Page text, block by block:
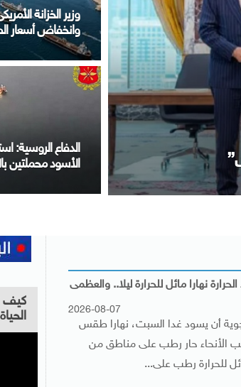
وزير الخارجية
الرئيس التشادى
مكتب التنسيق:
المرحلة الأولى
نهارا مائل للحرارة ليلا.. والعظمى
2026-08-07
أن يسود غدا السبت، نهارا طقس
الأنحاء حار رطب على مناطق من
للحرارة رطب على...
كيف
الحياة